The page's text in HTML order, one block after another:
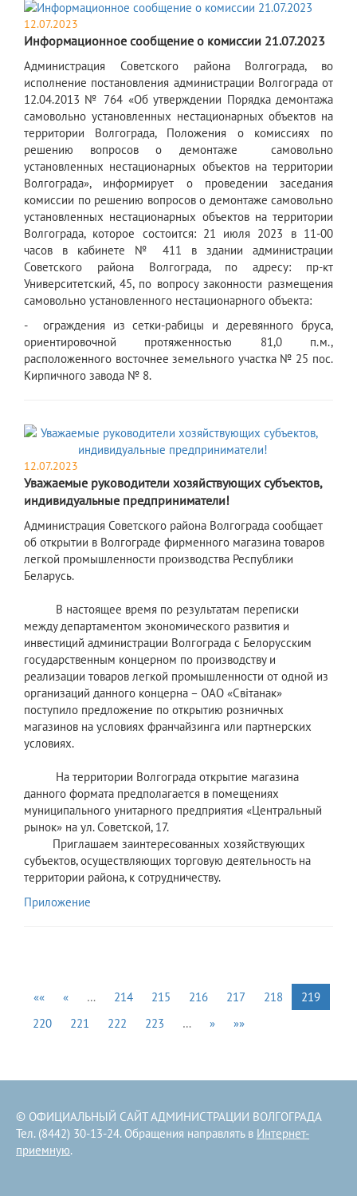
12.07.2023
Информационное сообщение о комиссии 21.07.2023
Администрация Советского района Волгограда, во
исполнение постановления администрации Волгограда от
12.04.2013 № 764 «Об утверждении Порядка демонтажа
самовольно установленных нестационарных объектов на
территории Волгограда, Положения о комиссиях по
решению вопросов о демонтаже самовольно
установленных нестационарных объектов на территории
Волгограда», информирует о проведении заседания
комиссии по решению вопросов о демонтаже самовольно
установленных нестационарных объектов на территории
Волгограда, которое состоится: 21 июля 2023 в 11-00
часов в кабинете № 411 в здании администрации
Советского района Волгограда, по адресу: пр-кт
Университетский, 45, по вопросу законности размещения
самовольно установленного нестационарного объекта:
- ограждения из сетки-рабицы и деревянного бруса,
ориентировочной протяженностью 81,0 п.м.,
расположенного восточнее земельного участка № 25 пос.
Кирпичного завода № 8.
12.07.2023
Уважаемые руководители хозяйствующих субъектов,
индивидуальные предприниматели!
Администрация Советского района Волгограда сообщает
об открытии в Волгограде фирменного магазина товаров
легкой промышленности производства Республики
Беларусь.
В настоящее время по результатам переписки
между департаментом экономического развития и
инвестиций администрации Волгограда с Белорусским
государственным концерном по производству и
реализации товаров легкой промышленности от одной из
организаций данного концерна – ОАО «Свiтанак»
поступило предложение по открытию розничных
магазинов на условиях франчайзинга или партнерских
условиях.
На территории Волгограда открытие магазина
данного формата предполагается в помещениях
муниципального унитарного предприятия «Центральный
рынок» на ул. Советской, 17.
Приглашаем заинтересованных хозяйствующих
субъектов, осуществляющих торговую деятельность на
территории района, к сотрудничеству.
Приложение
«« « … 214 215 216 217 218
219
220
221 222 223 … » »»
© ОФИЦИАЛЬНЫЙ САЙТ АДМИНИСТРАЦИИ ВОЛГОГРАДА
Тел. (8442) 30-13-24. Обращения направлять в Интернет-
приемную.